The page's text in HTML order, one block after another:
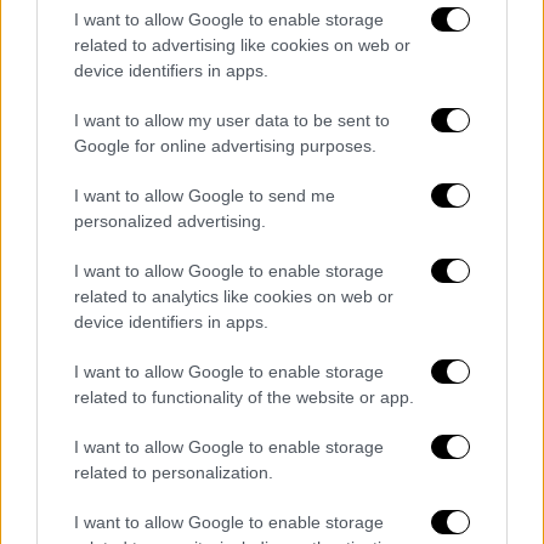
I want to allow Google to enable storage
related to advertising like cookies on web or
device identifiers in apps.
I want to allow my user data to be sent to
Google for online advertising purposes.
I want to allow Google to send me
personalized advertising.
I want to allow Google to enable storage
related to analytics like cookies on web or
device identifiers in apps.
I want to allow Google to enable storage
related to functionality of the website or app.
I want to allow Google to enable storage
related to personalization.
I want to allow Google to enable storage
σταμπιλιζατέρ PRO 7117 με εύρος ρύθμισης
30 θέσεων.
Για να πετύχουν οι Αυστριακοί αυτή τη
μείωση βάρους έχουν αλλάξει την μπαταρία
με μία λιθίου, ενώ πολλά εξαρτήματα έχουν
αλλαχθεί μεαντίστοιχα από carbon
. Η χρήση
του υλικού αυτού είναι τόσο εκτεταμένη
που μέχρι και το υποπλαίσιο είναι από το
συγκεκριμένο υλικό. Από carbon είναι και η
κασετίνα που θα πάρει ο κάθε ιδιοκτήτης
μαζί με την μοτοσυκλέτα, όπου μέσα θα
υπάρχουν τα κλειδιά του νέου του κτήνους.
Αυτό που λάμπει δια της απουσίας του είναι
το πίσω φωτιστικό σώμα. Το τελευταίο έχει
πρακτική που έχουν εφαρμόσει και άλλοι